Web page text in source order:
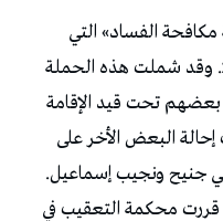
الفساد» التي
أطلقتها رئاسة الحكومة في ماي 2017. وقد شملت هذه الحملة
تحت قيد الإقامة
البعض الأخر على
جنيح ونجيب إسماعيل.
قررت محكمة التعقيب في